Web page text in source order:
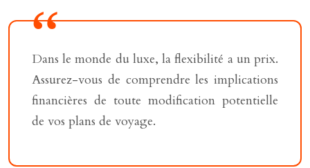
Dans le monde du luxe, la flexibilité a un prix.
Assurez-vous de comprendre les implications
financières de toute modification potentielle
de vos plans de voyage.